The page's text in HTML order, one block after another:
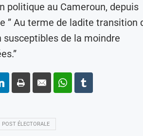
politique au Cameroun, depuis
” Au terme de ladite transition
susceptibles de la moindre
POST ÉLECTORALE